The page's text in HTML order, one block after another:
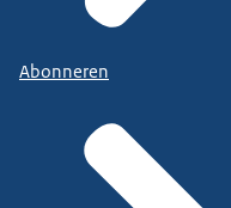
Abonneren